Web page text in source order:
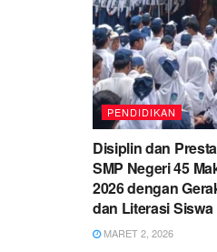
PENDIDIKAN
Disiplin dan
SMP Negeri 45
2026 dengan
dan Literasi Siswa
MARET 2, 2026